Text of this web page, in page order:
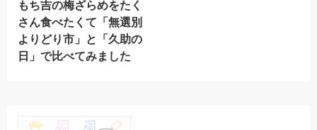
もち吉の梅ざらめをたく
さん食べたくて「無選別
よりどり市」と「久助の
日」で比べてみました